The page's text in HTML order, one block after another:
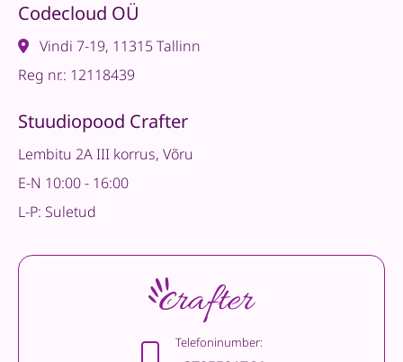
Codecloud OÜ
Vindi 7-19, 11315 Tallinn
Reg nr.: 12118439
Stuudiopood Crafter
Lembitu 2A III korrus, Võru
E-N 10:00 - 16:00
L-P: Suletud
Telefoninumber: